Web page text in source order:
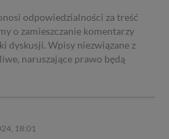
odpowiedzialności za treść
o zamieszczanie komentarzy
dyskusji. Wpisy niezwiązane z
naruszające prawo będą
18:01